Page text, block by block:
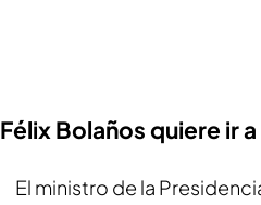
Félix Bolaños quiere ir a
El ministro de la